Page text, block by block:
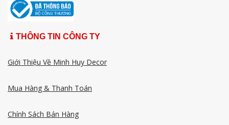
THÔNG TIN CÔNG TY
Giới Thiệu Về Minh Huy Decor
Mua Hàng & Thanh Toán
Chính Sách Bán Hàng